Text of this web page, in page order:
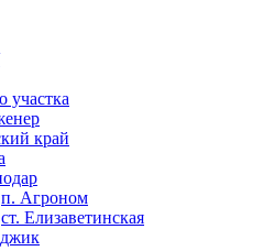
участка
край
п. Агроном
ст. Елизаветинская